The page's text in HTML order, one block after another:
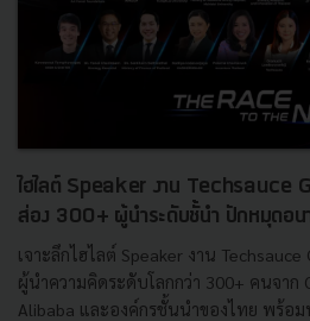
ไฮไลต์ Speaker งาน
ส่อง 300+ ผู้นำระดับชั้นำ ปักหมุดอน
เจาะลึกไฮไลต์ Speaker งาน
ผู้นำความคิดระดับโลกกว่า 300+ คนจาก
Alibaba และองค์กรชั้นนำของไทย พร้อ